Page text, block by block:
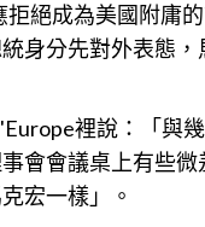
絕成為美國附庸
身分先對外表態
裡說：「與
會會議桌上有些
宏一樣」。